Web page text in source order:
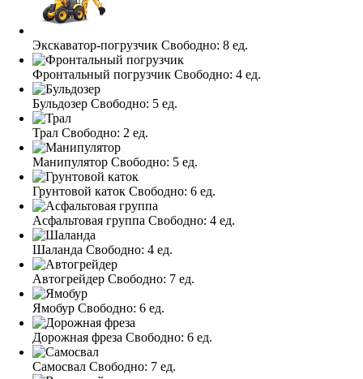
Экскаватор-погрузчик Свободно: 8 ед.
Фронтальный погрузчик Свободно: 4 ед.
Бульдозер Свободно: 5 ед.
Трал Свободно: 2 ед.
Манипулятор Свободно: 5 ед.
Грунтовой каток Свободно: 6 ед.
Асфальтовая группа Свободно: 4 ед.
Шаланда Свободно: 4 ед.
Автогрейдер Свободно: 7 ед.
Ямобур Свободно: 6 ед.
Дорожная фреза Свободно: 6 ед.
Самосвал Свободно: 7 ед.